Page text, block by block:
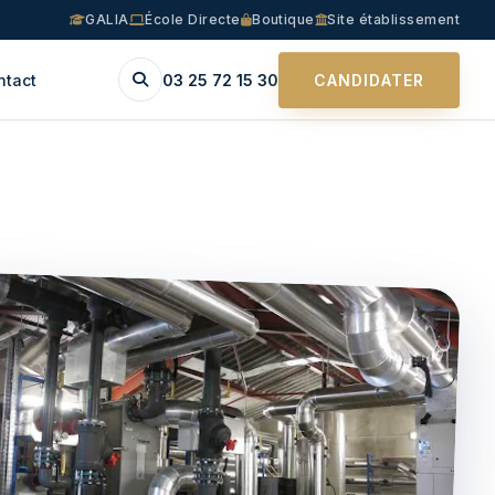
GALIA École Directe Boutique Site établissement
03 25 72 15 30 CANDIDATER